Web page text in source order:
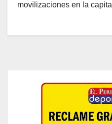
movilizaciones en la capital